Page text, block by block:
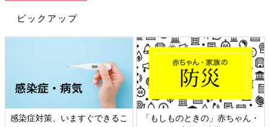
ピックアップ
ゃん・
日本外来小児科学会リーフレッ
六星占術 細木かおりさ